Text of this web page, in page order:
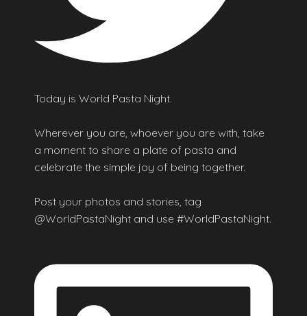
Today is World Pasta Night.
Wherever you are, whoever you are with, take
a moment to share a plate of pasta and
celebrate the simple joy of being together.
Post your photos and stories, tag
@WorldPastaNight and use #WorldPastaNight.